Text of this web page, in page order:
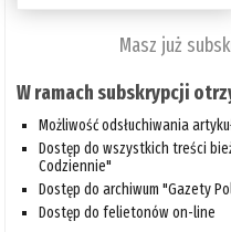
Masz już
W ramach subskrypcji
Możliwość odsłuchiwania
Dostęp do wszystkich treści
Codziennie"
Dostęp do archiwum "Gazety
Dostęp do felietonów on-line